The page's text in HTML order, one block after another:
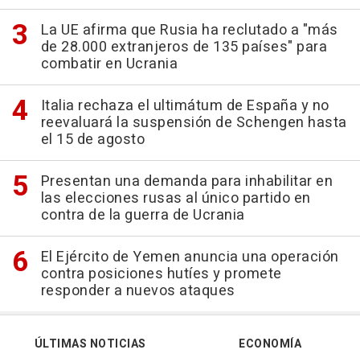
La UE afirma que Rusia ha reclutado a "más
de 28.000 extranjeros de 135 países" para
combatir en Ucrania
Italia rechaza el ultimátum de España y no
reevaluará la suspensión de Schengen hasta
el 15 de agosto
Presentan una demanda para inhabilitar en
las elecciones rusas al único partido en
contra de la guerra de Ucrania
El Ejército de Yemen anuncia una operación
contra posiciones hutíes y promete
responder a nuevos ataques
ÚLTIMAS NOTICIAS
ECONOMÍA